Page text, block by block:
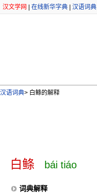
汉文学网 在线新华字典 汉语词典
汉语词典> 白鲦的解释
白鲦 bái tiáo
词典解释